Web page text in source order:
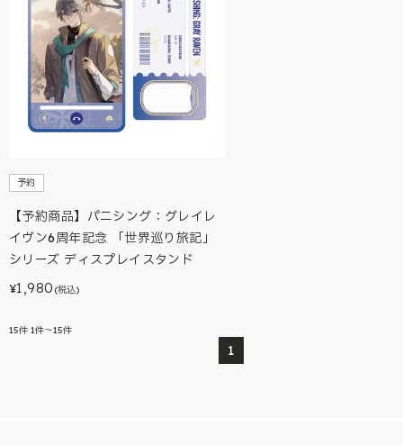
予約
【予約商品】パニシング：グレイレ
イヴン6周年記念 「世界巡り旅記」
シリーズ ディスプレイスタンド
¥1,980 (税込)
15件 1件～15件
1